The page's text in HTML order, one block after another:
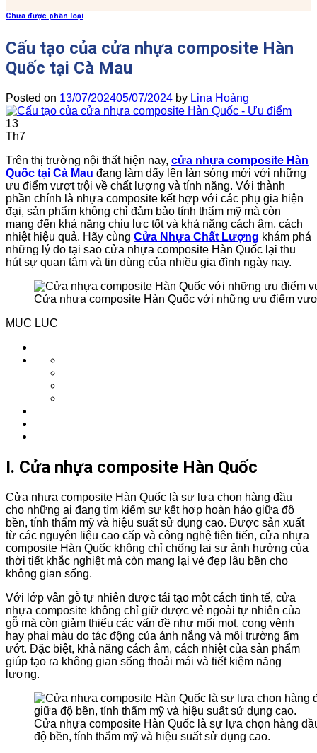
Chưa được phân loại
Cấu tạo của cửa nhựa composite Hàn
Quốc tại Cà Mau
Posted on 13/07/202405/07/2024 by Lina Hoàng
13
Th7
Trên thị trường nội thất hiện nay, cửa nhựa composite Hàn
Quốc tại Cà Mau đang làm dấy lên làn sóng mới với những
ưu điểm vượt trội về chất lượng và tính năng. Với thành
phần chính là nhựa composite kết hợp với các phụ gia hiện
đại, sản phẩm không chỉ đảm bảo tính thẩm mỹ mà còn
mang đến khả năng chịu lực tốt và khả năng cách âm, cách
nhiệt hiệu quả. Hãy cùng Cửa Nhựa Chất Lượng khám phá
những lý do tại sao cửa nhựa composite Hàn Quốc lại thu
hút sự quan tâm và tin dùng của nhiều gia đình ngày nay.
Cửa nhựa composite Hàn Quốc với những ưu điểm
MỤC LỤC
I. Cửa nhựa composite Hàn Quốc
Cửa nhựa composite Hàn Quốc là sự lựa chọn hàng đầu
cho những ai đang tìm kiếm sự kết hợp hoàn hảo giữa độ
bền, tính thẩm mỹ và hiệu suất sử dụng cao. Được sản xuất
từ các nguyên liệu cao cấp và công nghệ tiên tiến, cửa nhựa
composite Hàn Quốc không chỉ chống lại sự ảnh hưởng của
thời tiết khắc nghiệt mà còn mang lại vẻ đẹp lâu bền cho
không gian sống.
Với lớp vân gỗ tự nhiên được tái tạo một cách tinh tế, cửa
nhựa composite không chỉ giữ được vẻ ngoài tự nhiên của
gỗ mà còn giảm thiểu các vấn đề như mối mọt, cong vênh
hay phai màu do tác động của ánh nắng và môi trường ẩm
ướt. Đặc biệt, khả năng cách âm, cách nhiệt của sản phẩm
giúp tạo ra không gian sống thoải mái và tiết kiệm năng
lượng.
Cửa nhựa composite Hàn Quốc là sự lựa chọn hàng
độ bền, tính thẩm mỹ và hiệu suất sử dụng cao.